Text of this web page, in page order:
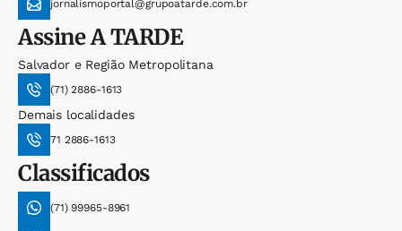
jornalismoportal@grupoatarde.com.br
AssineA TARDE
Salvador e Região Metropolitana
(71) 2886-1613
Demais localidades
71 2886-1613
Classificados
(71) 99965-8961